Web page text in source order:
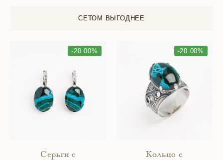
СЕТОМ ВЫГОДНЕЕ
-20.00%
Серьги с
-20.00%
Кольцо с